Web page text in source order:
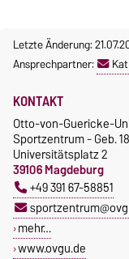
Letzte Änderung:
Ansprechpartner:
KONTAKT
Otto-von-Guericke-
Sportzentrum - Geb. 18
Universitätsplatz 2
39106 Magdeburg
+49 391 67-58851
mehr…
www.ovgu.de